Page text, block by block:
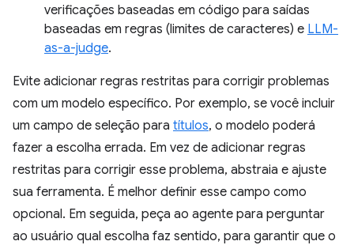
verificações baseadas em código para saídas
baseadas em regras (limites de caracteres) e LLM-
as-a-judge.
Evite adicionar regras restritas para corrigir problemas
com um modelo específico. Por exemplo, se você incluir
um campo de seleção para títulos, o modelo poderá
fazer a escolha errada. Em vez de adicionar regras
restritas para corrigir esse problema, abstraia e ajuste
sua ferramenta. É melhor definir esse campo como
opcional. Em seguida, peça ao agente para perguntar
ao usuário qual escolha faz sentido, para garantir que o